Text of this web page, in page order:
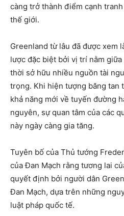
càng trở thành điểm cạnh
thế giới.
Greenland từ lâu đã được xem
lược đặc biệt bởi vị trí nằm giữa
thời sở hữu nhiều nguồn tài
trọng. Khi hiện tượng băng tan
khả năng mới về tuyến đường
nguyên, sự quan tâm của các
này ngày càng gia tăng.
Tuyên bố của Thủ tướng
của Đan Mạch rằng tương lai
quyết định bởi người dân
Đan Mạch, dựa trên những
luật pháp quốc tế.